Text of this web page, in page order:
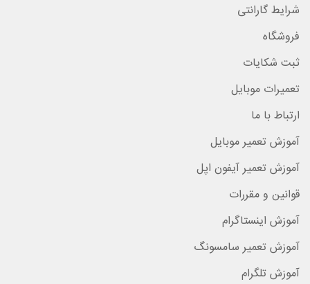
شرایط گارانتی
فروشگاه
ثبت شکایات
تعمیرات موبایل
ارتباط با ما
آموزش تعمیر موبایل
آموزش تعمیر آیفون اپل
قوانین و مقررات
آموزش اینستاگرام
آموزش تعمیر سامسونگ
آموزش تلگرام